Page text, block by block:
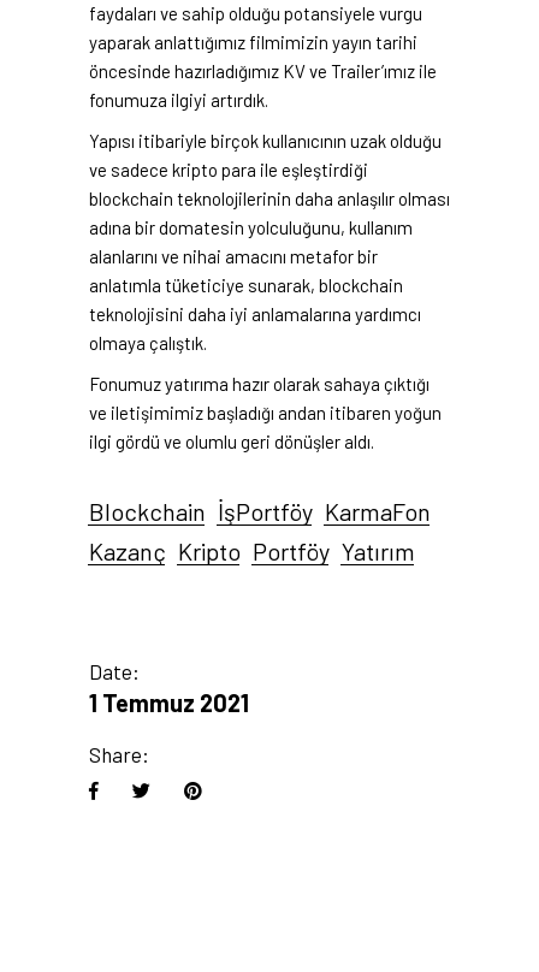
faydaları ve sahip olduğu potansiyele vurgu
yaparak anlattığımız filmimizin yayın tarihi
öncesinde hazırladığımız KV ve Trailer’ımız ile
fonumuza ilgiyi artırdık.
Yapısı itibariyle birçok kullanıcının uzak olduğu
ve sadece kripto para ile eşleştirdiği
blockchain teknolojilerinin daha anlaşılır olması
adına bir domatesin yolculuğunu, kullanım
alanlarını ve nihai amacını metafor bir
anlatımla tüketiciye sunarak, blockchain
teknolojisini daha iyi anlamalarına yardımcı
olmaya çalıştık.
Fonumuz yatırıma hazır olarak sahaya çıktığı
ve iletişimimiz başladığı andan itibaren yoğun
ilgi gördü ve olumlu geri dönüşler aldı.
Blockchain İşPortföy KarmaFon
Kazanç Kripto Portföy Yatırım
Date:
1 Temmuz 2021
Share: